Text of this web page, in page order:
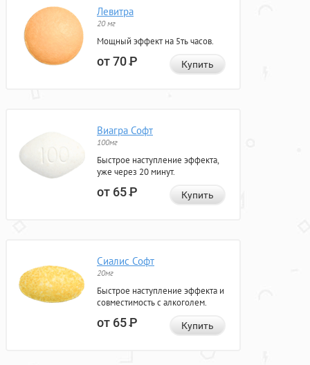
Левитра
20 мг
Мощный эффект на 5ть часов.
от 70Р Купить
Виагра Софт
100мг
Быстрое наступление эффекта,
уже через 20 минут.
от 65Р Купить
Сиалис Софт
20мг
Быстрое наступление эффекта и
совместимость с алкоголем.
от 65Р Купить